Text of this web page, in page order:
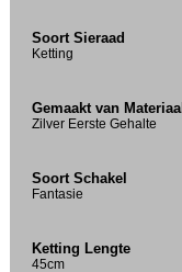
Soort Sieraad
Ketting
Gemaakt van Materiaal
Zilver Eerste Gehalte
Soort Schakel
Fantasie
Ketting Lengte
45cm